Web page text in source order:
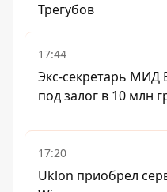
Трегубов
17:44
Экс-секретарь
под залог в 10 млн
17:20
Uklon приобрел